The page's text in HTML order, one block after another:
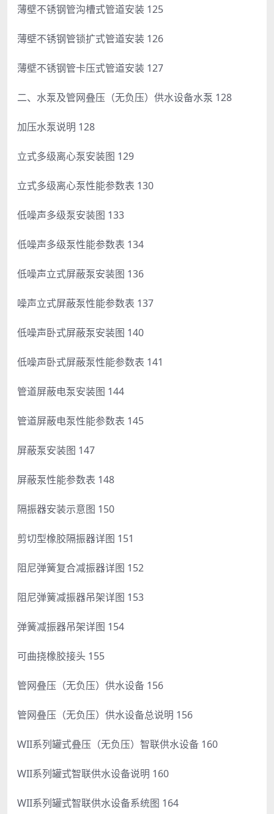
薄壁不锈钢管沟槽式管道安装 125
薄壁不锈钢管锁扩式管道安装 126
薄壁不锈钢管卡压式管道安装 127
二、水泵及管网叠压（无负压）供水设备水泵 128
加压水泵说明 128
立式多级离心泵安装图 129
立式多级离心泵性能参数表 130
低噪声多级泵安装图 133
低噪声多级泵性能参数表 134
低噪声立式屏蔽泵安装图 136
噪声立式屏蔽泵性能参数表 137
低噪声卧式屏蔽泵安装图 140
低噪声卧式屏蔽泵性能参数表 141
管道屏蔽电泵安装图 144
管道屏蔽电泵性能参数表 145
屏蔽泵安装图 147
屏蔽泵性能参数表 148
隔振器安装示意图 150
剪切型橡胶隔振器详图 151
阻尼弹簧复合减振器详图 152
阻尼弹簧减振器吊架详图 153
弹簧减振器吊架详图 154
可曲挠橡胶接头 155
管网叠压（无负压）供水设备 156
管网叠压（无负压）供水设备总说明 156
WII系列罐式叠压（无负压）智联供水设备 160
WII系列罐式智联供水设备说明 160
WII系列罐式智联供水设备系统图 164